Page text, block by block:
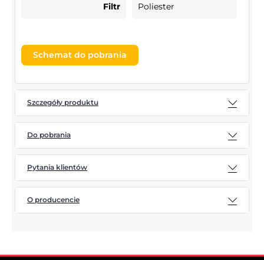
Filtr Poliester
Schemat do pobrania
Szczegóły produktu
Do pobrania
Pytania klientów
O producencie